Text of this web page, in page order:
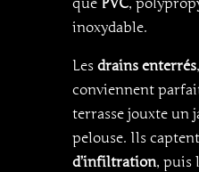
inoxydable.
Les drains enterrés
conviennent
terrasse jouxte un
pelouse. Ils
d’infiltration, puis